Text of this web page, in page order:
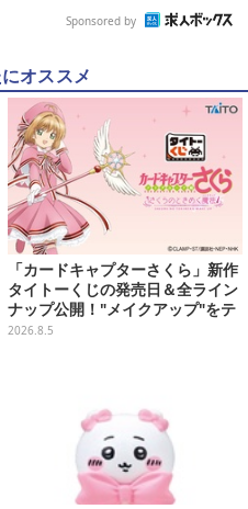
Sponsored by
オススメ
「カードキャプターさくら」新作
タイトーくじの発売日＆全ライン
ナップ公開！"メイクアップ"をテ
ーマに、日常でも使いたくなるア
2026.8.5